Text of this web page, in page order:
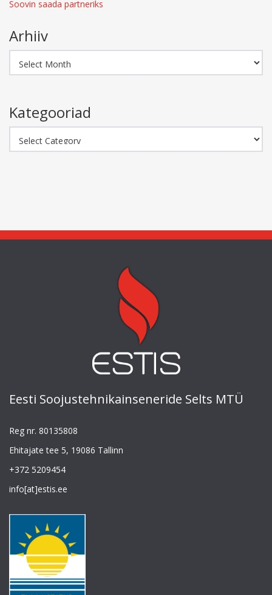
Soovin saada partneriks
Arhiiv
Kategooriad
Eesti Soojustehnikainseneride Selts MTÜ
Reg nr. 80135808
Ehitajate tee 5, 19086 Tallinn
+372 5209454
info[at]estis.ee